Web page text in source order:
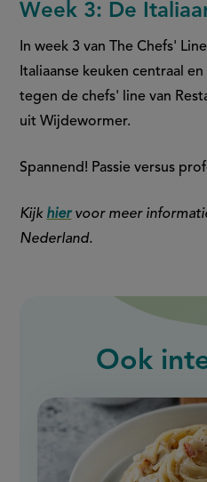
Week 3: De
In week 3 van The Chefs'
Italiaanse keuken centraal
tegen de chefs' line van
uit Wijdewormer.
Spannend! Passie versus
Kijk hiervoor meer
Nederland.
Ook